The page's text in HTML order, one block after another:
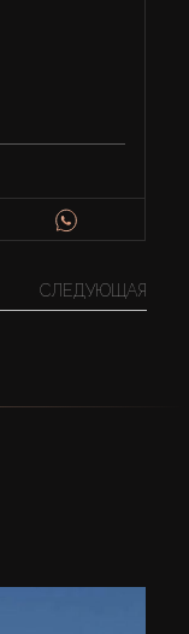
СЛЕДУЮЩАЯ